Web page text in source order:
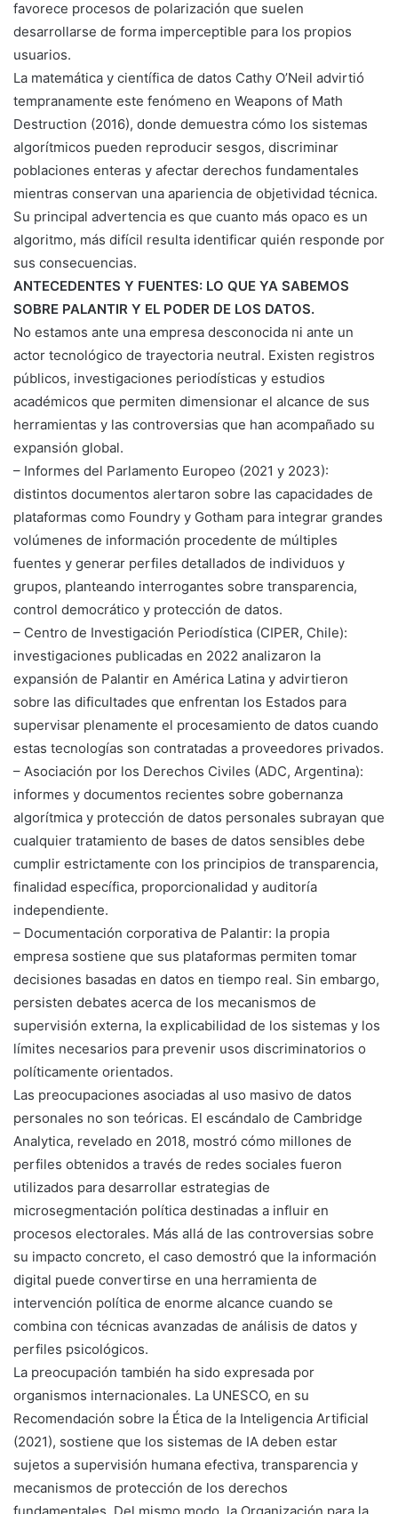
favorece procesos de polarización que suelen
desarrollarse de forma imperceptible para los propios
usuarios.
La matemática y científica de datos Cathy O’Neil advirtió
tempranamente este fenómeno en Weapons of Math
Destruction (2016), donde demuestra cómo los sistemas
algorítmicos pueden reproducir sesgos, discriminar
poblaciones enteras y afectar derechos fundamentales
mientras conservan una apariencia de objetividad técnica.
Su principal advertencia es que cuanto más opaco es un
algoritmo, más difícil resulta identificar quién responde por
sus consecuencias.
ANTECEDENTES Y FUENTES: LO QUE YA SABEMOS
SOBRE PALANTIR Y EL PODER DE LOS DATOS.
No estamos ante una empresa desconocida ni ante un
actor tecnológico de trayectoria neutral. Existen registros
públicos, investigaciones periodísticas y estudios
académicos que permiten dimensionar el alcance de sus
herramientas y las controversias que han acompañado su
expansión global.
– Informes del Parlamento Europeo (2021 y 2023):
distintos documentos alertaron sobre las capacidades de
plataformas como Foundry y Gotham para integrar grandes
volúmenes de información procedente de múltiples
fuentes y generar perfiles detallados de individuos y
grupos, planteando interrogantes sobre transparencia,
control democrático y protección de datos.
– Centro de Investigación Periodística (CIPER, Chile):
investigaciones publicadas en 2022 analizaron la
expansión de Palantir en América Latina y advirtieron
sobre las dificultades que enfrentan los Estados para
supervisar plenamente el procesamiento de datos cuando
estas tecnologías son contratadas a proveedores privados.
– Asociación por los Derechos Civiles (ADC, Argentina):
informes y documentos recientes sobre gobernanza
algorítmica y protección de datos personales subrayan que
cualquier tratamiento de bases de datos sensibles debe
cumplir estrictamente con los principios de transparencia,
finalidad específica, proporcionalidad y auditoría
independiente.
– Documentación corporativa de Palantir: la propia
empresa sostiene que sus plataformas permiten tomar
decisiones basadas en datos en tiempo real. Sin embargo,
persisten debates acerca de los mecanismos de
supervisión externa, la explicabilidad de los sistemas y los
límites necesarios para prevenir usos discriminatorios o
políticamente orientados.
Las preocupaciones asociadas al uso masivo de datos
personales no son teóricas. El escándalo de Cambridge
Analytica, revelado en 2018, mostró cómo millones de
perfiles obtenidos a través de redes sociales fueron
utilizados para desarrollar estrategias de
microsegmentación política destinadas a influir en
procesos electorales. Más allá de las controversias sobre
su impacto concreto, el caso demostró que la información
digital puede convertirse en una herramienta de
intervención política de enorme alcance cuando se
combina con técnicas avanzadas de análisis de datos y
perfiles psicológicos.
La preocupación también ha sido expresada por
organismos internacionales. La UNESCO, en su
Recomendación sobre la Ética de la Inteligencia Artificial
(2021), sostiene que los sistemas de IA deben estar
sujetos a supervisión humana efectiva, transparencia y
mecanismos de protección de los derechos